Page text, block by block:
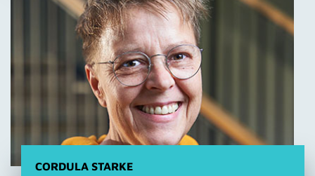
CORDULA STARKE